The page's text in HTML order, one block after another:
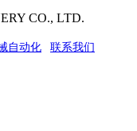
CO., LTD.
自动化 联系我们